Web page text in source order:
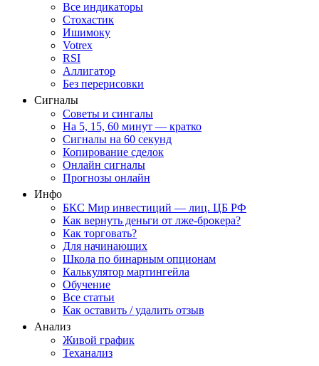
Все индикаторы
Стохастик
Ишимоку
Votrex
RSI
Аллигатор
Без перерисовки
Сигналы
Советы и сингалы
На 5, 15, 60 минут — кратко
Сигналы на 60 секунд
Копирование сделок
Онлайн сигналы
Прогнозы онлайн
Инфо
БКС Мир инвестиций — лиц. ЦБ РФ
Как вернуть деньги от лже-брокера?
Как торговать?
Для начинающих
Школа по бинарным опционам
Калькулятор мартингейла
Обучение
Все статьи
Как оставить / удалить отзыв
Анализ
Живой график
Теханализ